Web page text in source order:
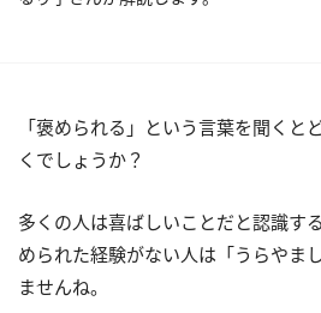
「褒められる」という言葉を聞くと
くでしょうか？
多くの人は喜ばしいことだと認識す
められた経験がない人は「うらやま
ませんね。